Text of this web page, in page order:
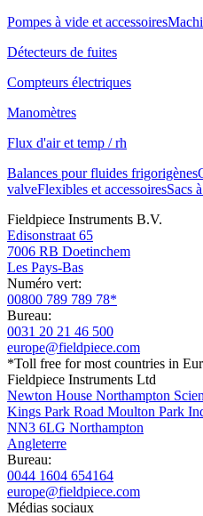
Pompes à vide et accessoires
Détecteurs de fuites
Compteurs électriques
Manomètres
Flux d'air et temp / rh
Balances pour fluides frigorigènes
valveFlexibles et accessoiresSacs
Fieldpiece Instruments B.V.
Edisonstraat 65
7006 RB Doetinchem
Les Pays-Bas
Numéro vert:
00800 789 789 78*
Bureau:
0031 20 21 46 500
europe@fieldpiece.com
*Toll free for most countries in
Fieldpiece Instruments Ltd
Newton House Northampton
Kings Park Road Moulton Park
NN3 6LG Northampton
Angleterre
Bureau:
0044 1604 654164
europe@fieldpiece.com
Médias sociaux